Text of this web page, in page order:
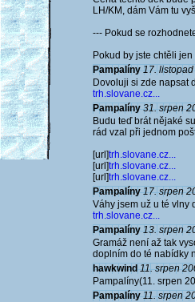
LH/KM, dám Vám tu
--- Pokud se
Pokud by jste chtěli
Pampalíny 17.
Dovoluji si zde napsat
trh.slovane.cz...
Pampalíny 31. srpen
Budu teď brát nějaké
rád vzal při jednom
[url]trh.slovane.cz...
[url]trh.slovane.cz...
[url]trh.slovane.cz...
Pampalíny 17. srpen
Váhy jsem už u té vlny
trh.slovane.cz...
Pampalíny 13. srpen
Gramáž není až tak
doplním do té nabídky
hawkwind 11. srpen
Pampalíny(11. srpen
Pampalíny 11. srpen